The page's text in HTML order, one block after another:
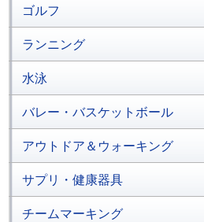
ゴルフ
ランニング
水泳
バレー・バスケットボール
アウトドア＆ウォーキング
サプリ・健康器具
チームマーキング